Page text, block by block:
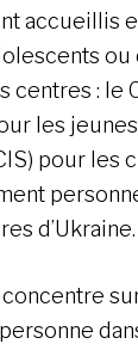
accueillis
ou
centres : le
les
pour les
d’Ukraine.